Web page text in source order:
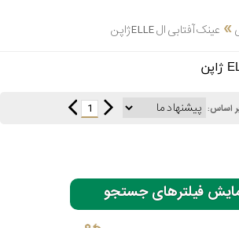
» عینک آفتابی ال ELLE ژاپن
اساس: 1
فیلترهای جستجو